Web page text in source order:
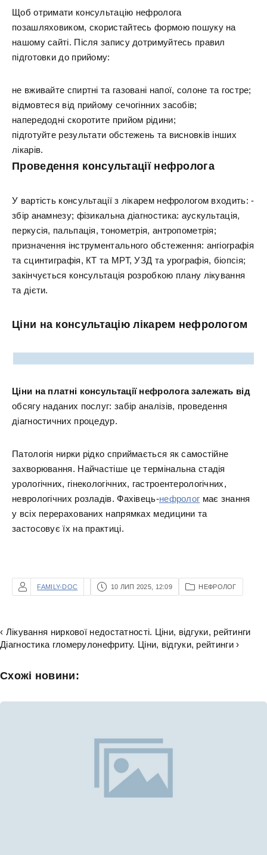
Щоб отримати консультацію нефролога
позашляховиком, скористайтесь формою пошуку на
нашому сайті. Після запису дотримуйтесь правил
підготовки до прийому:
не вживайте спиртні та газовані напої, солоне та гостре;
відмовтеся від прийому сечогінних засобів;
напередодні скоротите прийом рідини;
підготуйте результати обстежень та висновків інших
лікарів.
Проведення консультації нефролога
У вартість консультації з лікарем нефрологом входить: -
збір анамнезу; фізикальна діагностика: аускультація,
перкусія, пальпація, тонометрія, антропометрія;
призначення інструментального обстеження: ангіографія
та сцинтиграфія, КТ та МРТ, УЗД та урографія, біопсія;
закінчується консультація розробкою плану лікування
та дієти.
Ціни на консультацію лікарем нефрологом
Ціни на платні консультації нефролога залежать від
обсягу наданих послуг: забір аналізів, проведення
діагностичних процедур.
Патологія нирки рідко сприймається як самостійне
захворювання. Найчастіше це термінальна стадія
урологічних, гінекологічних, гастроентерологічних,
неврологічних розладів. Фахівець-нефролог має знання
у всіх перерахованих напрямках медицини та
застосовує їх на практиці.
FAMILY-DOC 10 ЛИП 2025, 12:09 НЕФРОЛОГ
‹ Лікування ниркової недостатності. Ціни, відгуки, рейтинги
Діагностика гломерулонефриту. Ціни, відгуки, рейтинги ›
Схожі новини: